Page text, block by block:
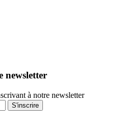
newsletter
à notre newsletter
S'inscrire